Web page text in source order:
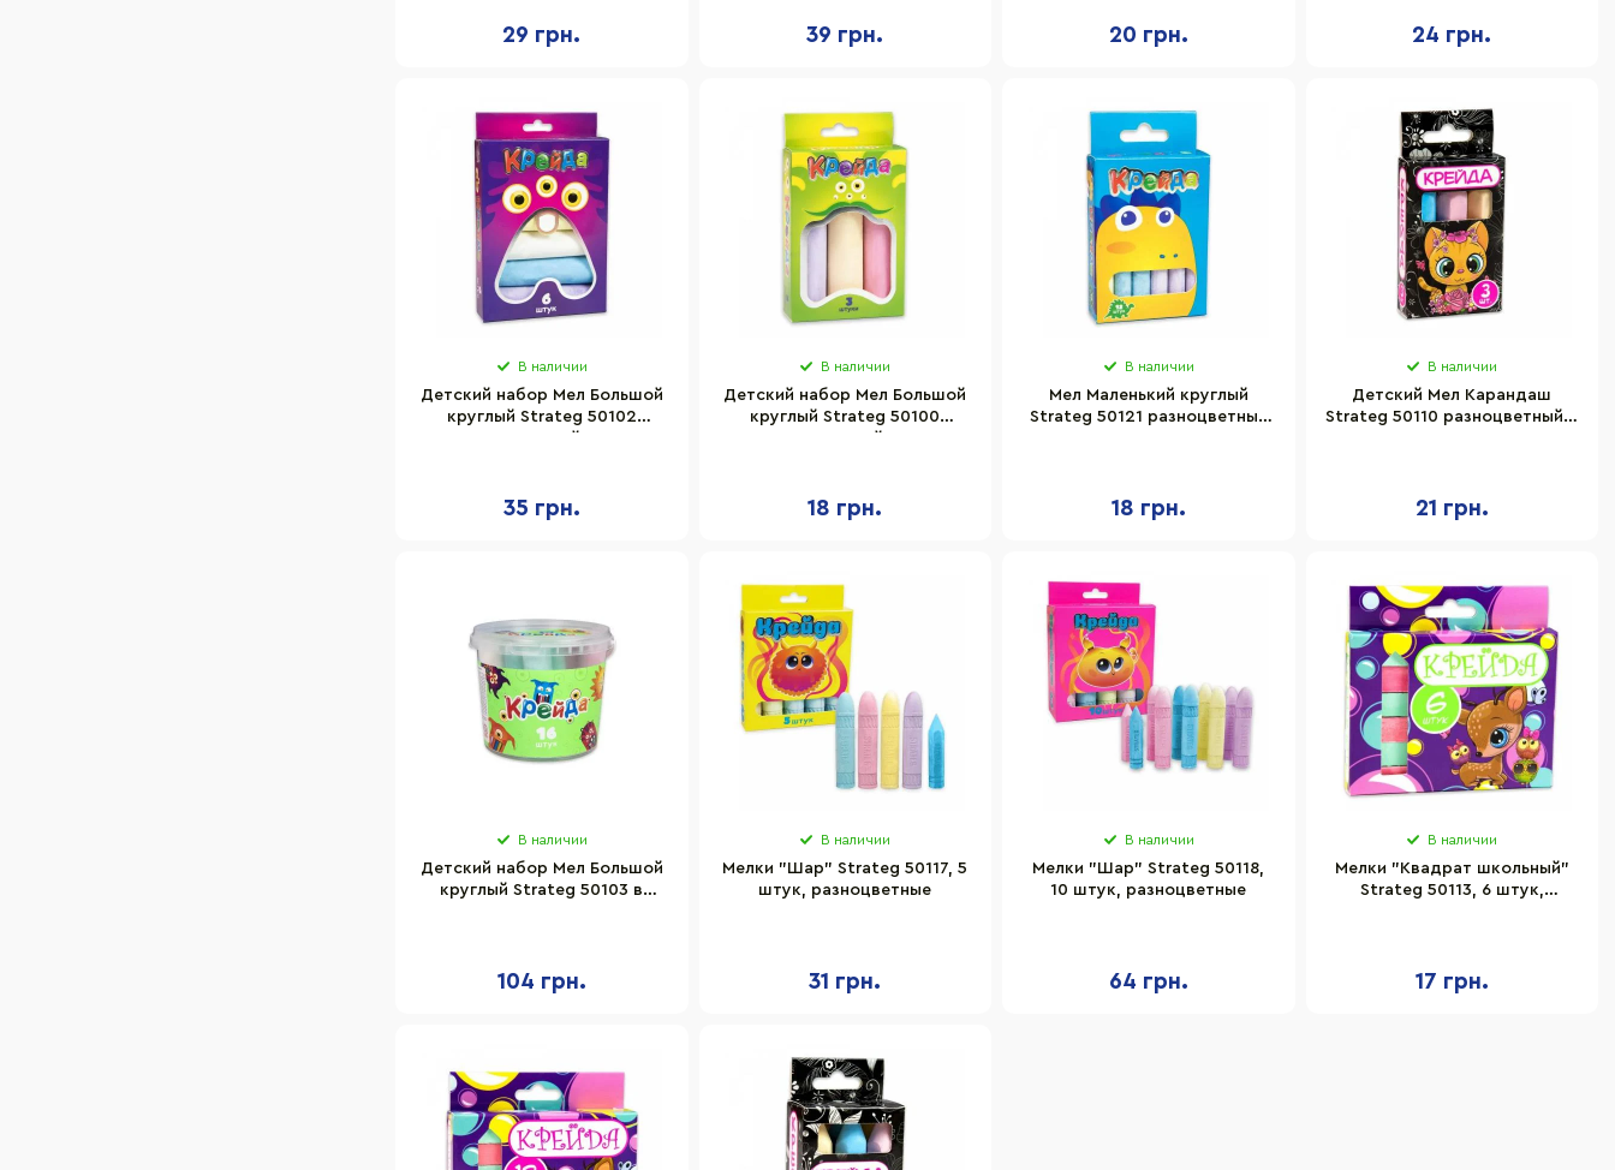
29 грн. 39 грн. 20 грн. 24 грн.
В наличии
Детский набор Мел Большой
круглый Strateg 50102
35 грн.
В наличии
Детский набор Мел Большой
круглый Strateg 50100
18 грн.
В наличии
Мел Маленький круглый
Strateg 50121 разноцветный
18 грн.
В наличии
Детский Мел Карандаш
Strateg 50110 разноцветный 3
21 грн.
В наличии
Детский набор Мел Большой
круглый Strateg 50103 в
104 грн.
В наличии
Мелки "Шар" Strateg 50117, 5
штук, разноцветные
31 грн.
В наличии
Мелки "Шар" Strateg 50118,
10 штук, разноцветные
64 грн.
В наличии
Мелки "Квадрат школьный"
Strateg 50113, 6 штук,
17 грн.